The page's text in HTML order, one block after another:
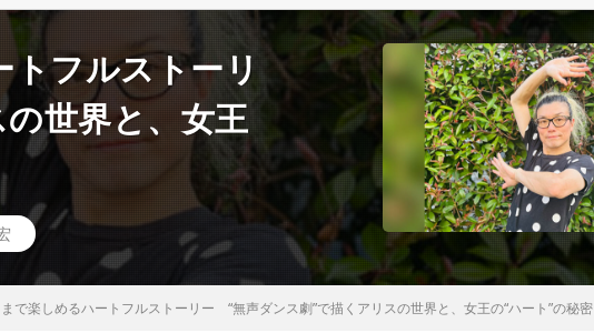
トフルストーリ
世界と、女王
で楽しめるハートフルストーリー “無声ダンス劇”で描くアリスの世界と、女王の“ハート”の秘密